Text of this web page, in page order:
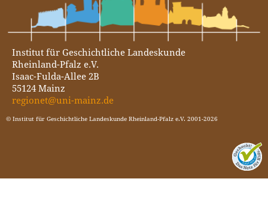
Institut für Geschichtliche Landeskunde
Rheinland-Pfalz e.V.
Isaac-Fulda-Allee 2B
55124 Mainz
regionet@uni-mainz.de
© Institut für Geschichtliche Landeskunde Rheinland-Pfalz e.V. 2001-2026